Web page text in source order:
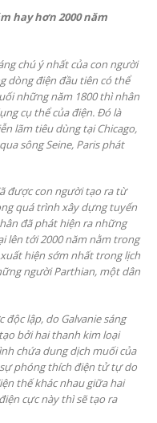
hay hơn 2000 năm
chú ý nhất của con người
dòng điện đầu tiên có thể
những năm 1800 thì nhân
cụ thể của điện. Đó là
lãm tiêu dùng tại Chicago,
sông Seine, Paris phát
được con người tạo ra từ
quá trình xây dựng tuyến
đã phát hiện ra những
lên tới 2000 năm nằm trong
hiện sớm nhất trong lịch
người Parthian, một dân
lập, do Galvanie sáng
bởi hai thanh kim loại
chứa dung dịch muối của
phóng thích điện tử tự do
thế khác nhau giữa hai
cực này thì sẽ tạo ra